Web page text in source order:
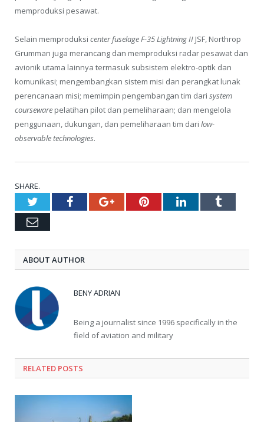
memproduksi pesawat.
Selain memproduksi center fuselage F-35 Lightning II JSF, Northrop
Grumman juga merancang dan memproduksi radar pesawat dan
avionik utama lainnya termasuk subsistem elektro-optik dan
komunikasi; mengembangkan sistem misi dan perangkat lunak
perencanaan misi; memimpin pengembangan tim dari system
courseware pelatihan pilot dan pemeliharaan; dan mengelola
penggunaan, dukungan, dan pemeliharaan tim dari low-
observable technologies.
SHARE.
TwitterFacebookGoogle+PinterestLinkedInTumblr
Email
ABOUT AUTHOR
BENY ADRIAN
Being a journalist since 1996 specifically in the
field of aviation and military
RELATED POSTS